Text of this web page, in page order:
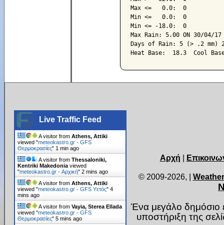
Max <=   0.0:  0
Min <=   0.0:  0
Min <= -18.0:  0
Max Rain: 5.00 ON 30/04/17
Days of Rain: 5 (> .2 mm)
Live Traffic Feed
A visitor fromAthens, Attiki
viewed "meteokastro.gr - GFS
Θερμοκρασίες" 1 min ago
A visitor fromThessaloniki,
Kentriki Makedonia viewed
"meteokastro.gr - Αρχική"2 mins ago
A visitor fromAthens, Attiki
viewed "meteokastro.gr - GFS Υετός"4
mins ago
A visitor fromVayia, Sterea Ellada
viewed "meteokastro.gr - GFS
Θερμοκρασίες"5 mins ago
Αρχή |
© 2009-2026, |
Ένα μεγάλο δημόσιο
υποστήριξη της